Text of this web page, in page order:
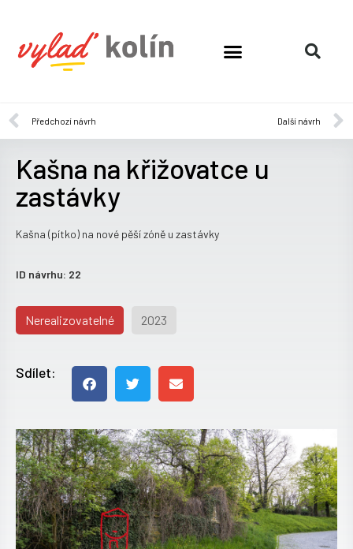
Předchozí návrh Další návrh
Kašna na křižovatce u
zastávky
Kašna (pítko) na nové pěší zóně u zastávky
ID návrhu: 22
Nerealizovatelné 2023
Sdílet: